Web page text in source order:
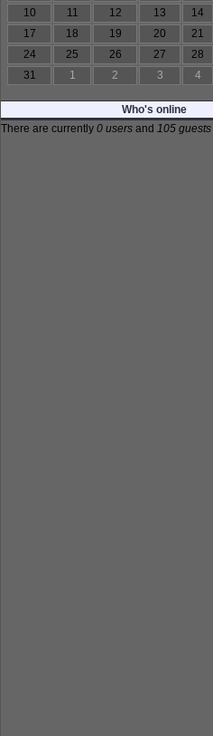
10
11 12 13 14
17
18 19 20 21
24
25 26 27 28
31
1 2 3 4
Who's online
There are currently 0 users and 105 guests